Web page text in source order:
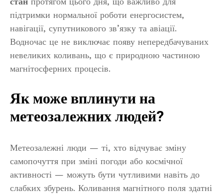
підтримки нормальної роботи енергосистем,
навігації, супутникового зв’язку та авіації.
Водночас це не виключає появу непередбачуваних
невеликих коливань, що є природною частиною
магнітосферних процесів.
Як може вплинути на
метеозалежних людей?
Метеозалежні люди — ті, хто відчуває зміну
самопочуття при зміні погоди або космічної
активності — можуть бути чутливими навіть до
слабких збурень. Коливання магнітного поля здатні